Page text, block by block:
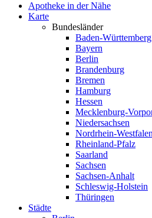
Apotheke in der Nähe
Karte
Bundesländer
Baden-Württemberg
Bayern
Berlin
Brandenburg
Bremen
Hamburg
Hessen
Mecklenburg-
Niedersachsen
Nordrhein-Westfalen
Rheinland-Pfalz
Saarland
Sachsen
Sachsen-Anhalt
Schleswig-Holstein
Thüringen
Städte